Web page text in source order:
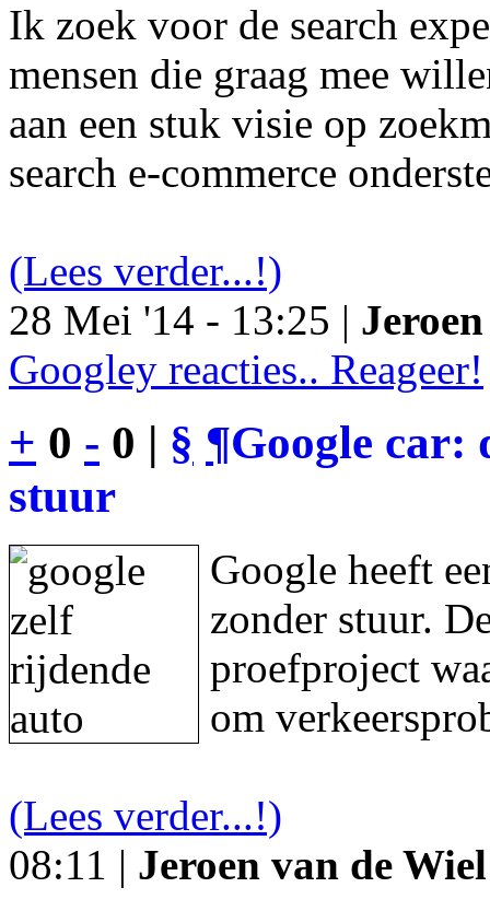
Ik zoek voor de search
mensen die graag mee
aan een stuk visie op
search e-commerce
(Lees verder...!)
28 Mei '14 - 13:25 |
Googley reacties.. Reageer!
+ 0 - 0 | § ¶Google car:
stuur
Google heeft
zonder stuur.
proefproject
om
(Lees verder...!)
08:11 | Jeroen van de Wiel